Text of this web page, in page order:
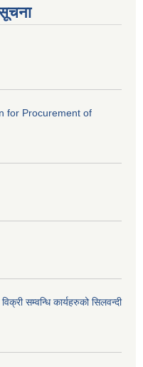
for Procurement of
सम्वन्धि कार्यहरुको सिलवन्दी